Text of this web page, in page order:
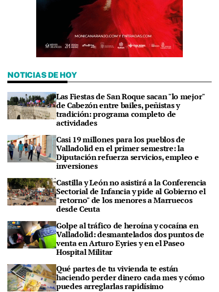
NOTICIAS DE HOY
Las Fiestas de San Roque sacan "lo mejor"
de Cabezón entre bailes, peñistas y
tradición: programa completo de
actividades
Casi 19 millones para los pueblos de
Valladolid en el primer semestre: la
Diputación refuerza servicios, empleo e
inversiones
Castilla y León no asistirá a la Conferencia
Sectorial de Infancia y pide al Gobierno el
"retorno" de los menores a Marruecos
desde Ceuta
Golpe al tráfico de heroína y cocaína en
Valladolid: desmantelados dos puntos de
venta en Arturo Eyries y en el Paseo
Hospital Militar
Qué partes de tu vivienda te están
haciendo perder dinero cada mes y cómo
puedes arreglarlas rapidísimo